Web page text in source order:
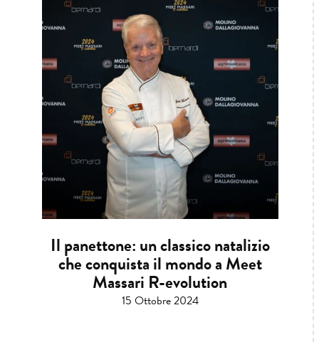
Il panettone: un classico natalizio
che conquista il mondo a Meet
Massari R-evolution
15 Ottobre 2024